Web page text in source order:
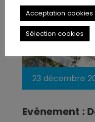
23 décembre
Evènement :
Acceptation cookies
Sélection cookies